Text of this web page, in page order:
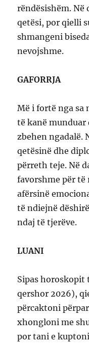
rëndësishëm. Në
qetësi, por qielli
shmangeni
nevojshme.
GAFORRJA
Më i fortë nga sa
të kanë
zbehen ngadalë.
qetësinë dhe
përreth teje. Në
favorshme për
afërsinë
të ndiejnë
ndaj të tjerëve.
LUANI
Sipas horoskopit
qershor 2026),
përcaktoni
xhongloni me
por tani e